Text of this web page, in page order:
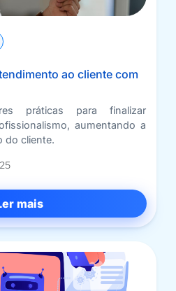
ao cliente com
práticas para finalizar
aumentando a
do cliente.
mais